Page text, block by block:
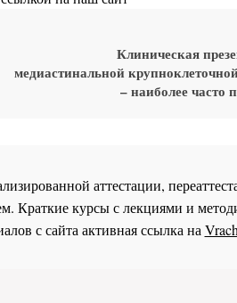
Клиническая
медиастинальной
– наиболее часто
аттестации,
Краткие курсы с лекциями и
с сайта активная ссылка на